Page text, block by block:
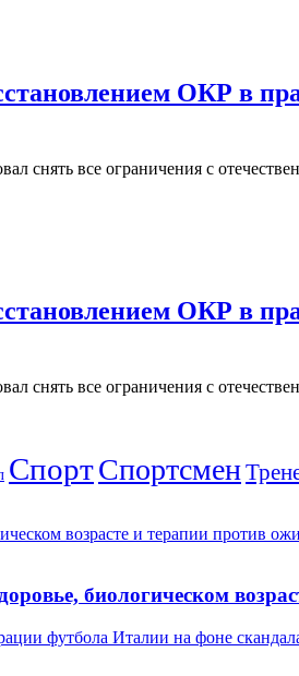
ОКР в
снять все ограничения с
ОКР в
снять все ограничения с
СпортСпортсмен
возрасте и терапии против
биологическом
футбола Италии на фоне